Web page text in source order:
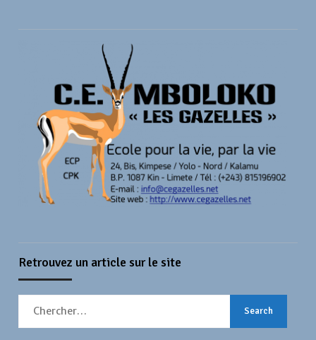
Retrouvez un article sur le site
Search